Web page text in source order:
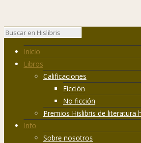
Inicio
Libros
Calificaciones
Ficción
No ficción
Premios Hislibris de literatura
Info
Sobre nosotros